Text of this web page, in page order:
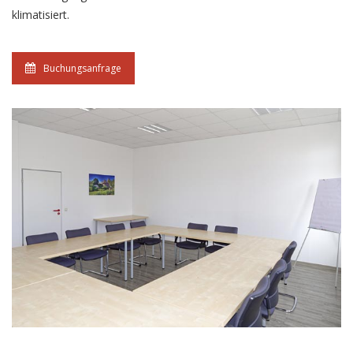
klimatisiert.
Buchungsanfrage